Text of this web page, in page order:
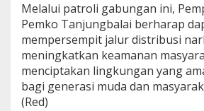
Melalui patroli gabungan ini,
Pemko Tanjungbalai berharap
mempersempit jalur distribusi
meningkatkan keamanan
menciptakan lingkungan yang
bagi generasi muda dan
(Red)